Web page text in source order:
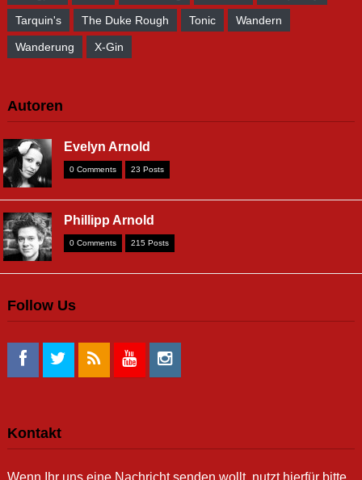
Tarquin's The Duke Rough Tonic Wandern
Wanderung X-Gin
Autoren
Evelyn Arnold
0 Comments 23 Posts
Phillipp Arnold
0 Comments 215 Posts
Follow Us
Kontakt